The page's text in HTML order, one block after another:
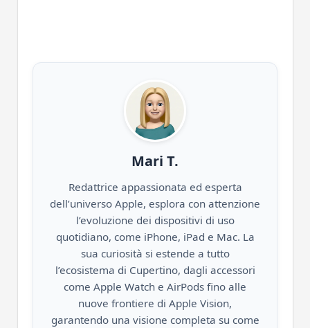
Mari T.
Redattrice appassionata ed esperta
dell’universo Apple, esplora con attenzione
l’evoluzione dei dispositivi di uso
quotidiano, come iPhone, iPad e Mac. La
sua curiosità si estende a tutto
l’ecosistema di Cupertino, dagli accessori
come Apple Watch e AirPods fino alle
nuove frontiere di Apple Vision,
garantendo una visione completa su come